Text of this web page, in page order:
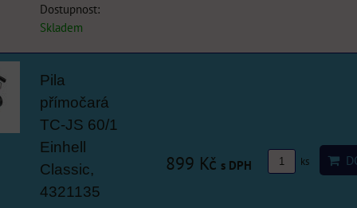
Dostupnost:
Skladem
Pila
přímočará
TC-JS 60/1
Einhell
Classic,
4321135
899 Kč s DPH ks